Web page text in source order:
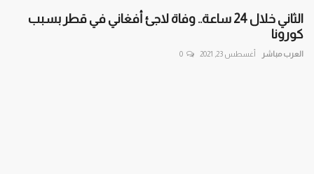
الثاني خلال 24 ساعة.. وفاة لاجئ أفغاني في قطر بسبب
كورونا
العرب مباشر أغسطس 23, 2021 0